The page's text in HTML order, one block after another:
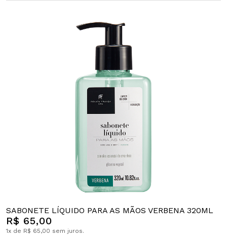
SABONETE LÍQUIDO PARA AS MÃOS VERBENA 320ML
R$ 65,00
1x de R$ 65,00 sem juros.